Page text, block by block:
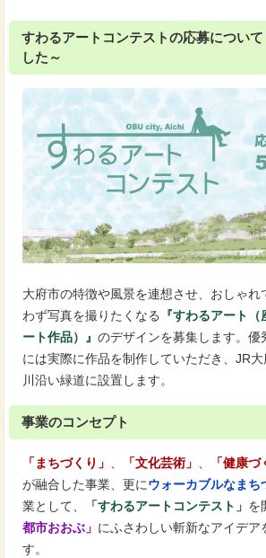
すわるアートコンテストの応募につい
した～
大府市の特徴や風景を連想させ、おしゃれ
わず写真を撮りたくなる
『すわるアート
ート作品）』 のデザインを募集します。優
には実際に作品を制作していただき、JR
川沿い緑道に設置します。
事業のコンセプト
「まちづくり」 、 「文化芸術」 、 「健康づ
が融合した事業、更にウォーカブルなまち
業として、
「すわるアートコンテスト」 を
都市おおぶ」 にふさわしい斬新なアイデア
す。